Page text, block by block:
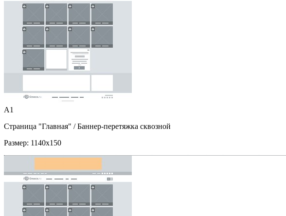
A1
Страница "Главная" / Баннер-перетяжка сквозной
Размер: 1140x150